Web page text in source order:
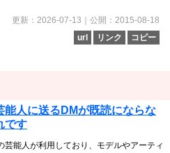
更新：2026-07-13｜公開：2015-08-18
url
リンク コピー
能人に送るDMが既読にならな
です
芸能人が利用しており、モデルやアーティ